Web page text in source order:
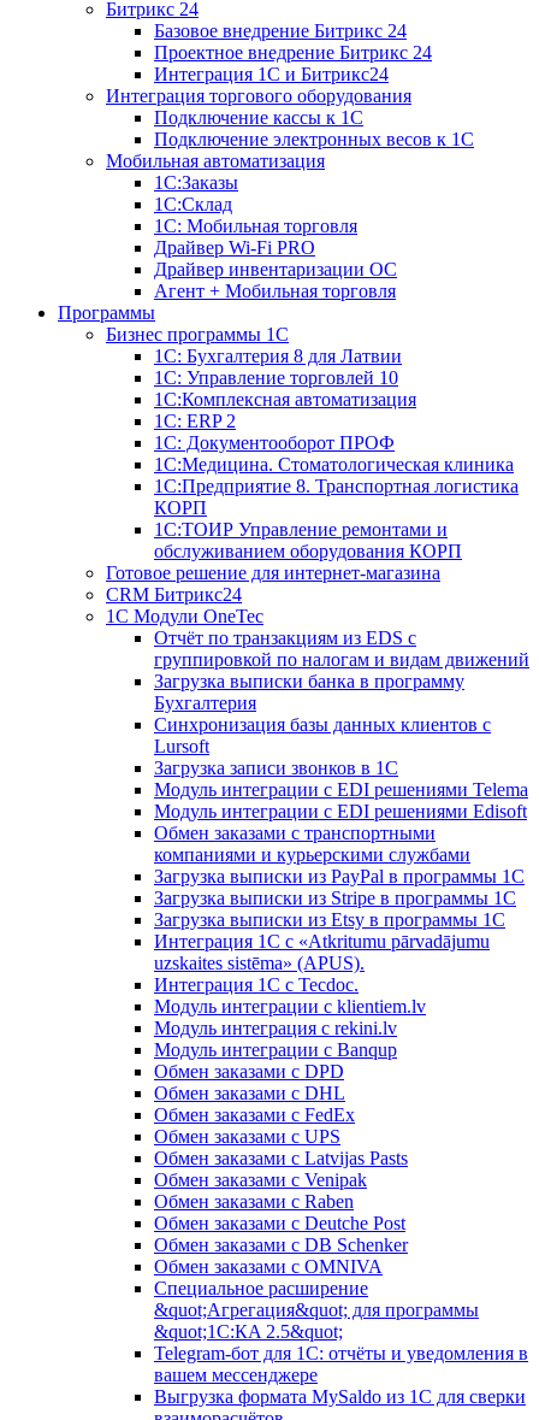
Битрикс 24
Базовое внедрение Битрикс 24
Проектное внедрение Битрикс 24
Интеграция 1С и Битрикс24
Интеграция торгового оборудования
Подключение кассы к 1С
Подключение электронных весов к 1С
Мобильная автоматизация
1С:Заказы
1С:Склад
1С: Мобильная торговля
Драйвер Wi-Fi PRO
Драйвер инвентаризации ОС
Агент + Мобильная торговля
Программы
Бизнес программы 1С
1С: Бухгалтерия 8 для Латвии
1С: Управление торговлей 10
1C:Комплексная автоматизация
1С: ERP 2
1С: Документооборот ПРОФ
1С:Медицина. Стоматологическая клиника
1С:Предприятие 8. Транспортная логистика
КОРП
1С:ТОИР Управление ремонтами и
обслуживанием оборудования КОРП
Готовое решение для интернет-магазина
CRM Битрикс24
1C Модули OneTec
Отчёт по транзакциям из EDS с
группировкой по налогам и видам движений
Загрузка выписки банка в программу
Бухгалтерия
Синхронизация базы данных клиентов с
Lursoft
Загрузка записи звонков в 1С
Модуль интеграции с EDI решениями Telema
Модуль интеграции с EDI решениями Edisoft
Обмен заказами с транспортными
компаниями и курьерскими службами
Загрузка выписки из PayPal в программы 1C
Загрузка выписки из Stripe в программы 1C
Загрузка выписки из Etsy в программы 1C
Интеграция 1С с «Atkritumu pārvadājumu
uzskaites sistēma» (APUS).
Интеграция 1С с Tecdoc.
Модуль интеграции с klientiem.lv
Модуль интеграция с rekini.lv
Модуль интеграции с Banqup
Обмен заказами с DPD
Обмен заказами с DHL
Обмен заказами с FedEx
Обмен заказами с UPS
Обмен заказами с Latvijas Pasts
Обмен заказами с Venipak
Обмен заказами с Raben
Обмен заказами с Deutche Post
Обмен заказами с DB Schenker
Обмен заказами с OMNIVA
Специальное расширение
&quot;Агрегация&quot; для программы
&quot;1С:КA 2.5&quot;
Telegram-бот для 1С: отчёты и уведомления в
вашем мессенджере
Выгрузка формата MySaldo из 1C для сверки